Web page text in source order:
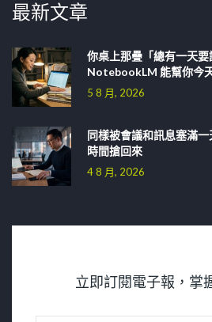
最新文章
你桌上那疊「總有一天要
NotebookLM 能幫你今
5 8 月, 2026
同樣被會議和訊息塞滿
時間搶回來
4 8 月, 2026
立即訂閱電子報，掌